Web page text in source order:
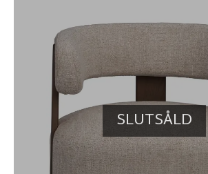
SLUTSÅLD